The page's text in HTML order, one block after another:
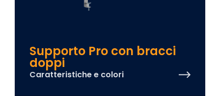
Supporto Pro con bracci
doppi
Caratteristiche e colori